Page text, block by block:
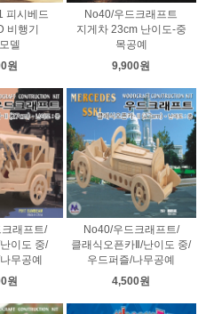
피시베드
비행기
델
원
No40/우드크래프트
지게차 23cm 난이도-중
목공예
9,900원
래프트/
이도 중/
무공예
원
No40/우드크래프트/
클래식오픈카Ⅱ/난이도 중/
우드퍼즐/나무공예
4,500원